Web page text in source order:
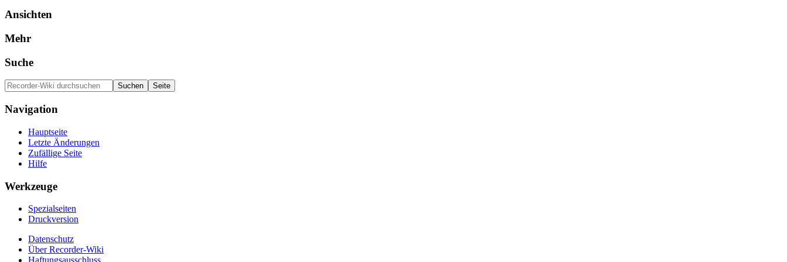
Ansichten
Mehr
Suche
Navigation
Hauptseite
Letzte Änderungen
Zufällige Seite
Hilfe
Werkzeuge
Spezialseiten
Druckversion
Datenschutz
Über Recorder-Wiki